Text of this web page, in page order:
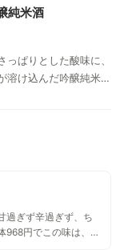
純米酒
ぱりとした酸味に、
溶け込んだ吟醸純米酒
過ぎず辛過ぎず、ち
968円でこの味は、コ